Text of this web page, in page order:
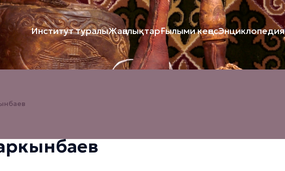
Институт туралыЖаңалықтарҒылыми кеңесЭнциклопедия